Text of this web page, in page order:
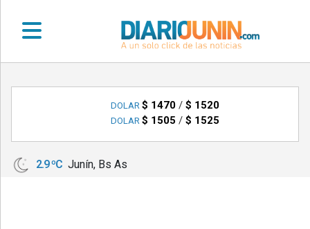
•
LOCALES
•
DOLAR $ 1470/ $ 1520
DOLAR $ 1505 / $ 1525
2.9 ºC Junín, Bs As